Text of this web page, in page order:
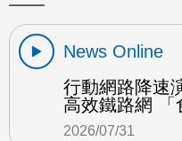
News Online
行動網路降速
高效鐵路網 「
2026/07/31